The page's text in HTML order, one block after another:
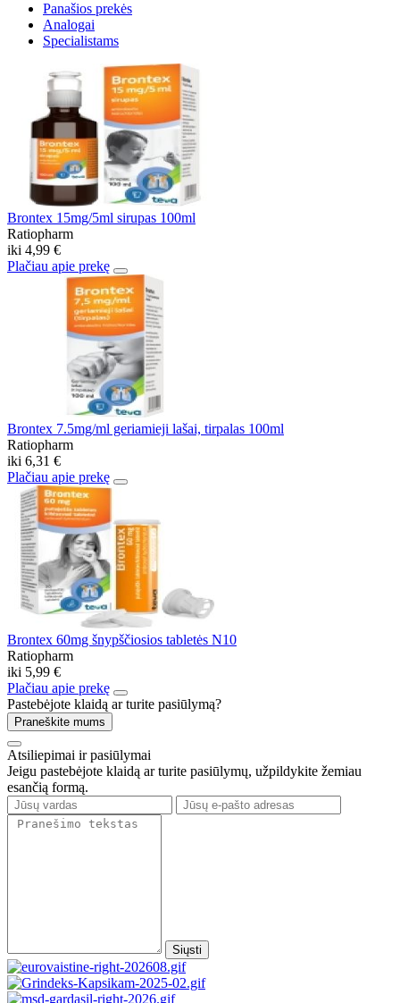
Panašios prekės
Analogai
Specialistams
Brontex 15mg/5ml sirupas 100ml
Ratiopharm
iki 4,99 €
Plačiau apie prekę
Brontex 7.5mg/ml geriamieji lašai, tirpalas 100ml
Ratiopharm
iki 6,31 €
Plačiau apie prekę
Brontex 60mg šnypščiosios tabletės N10
Ratiopharm
iki 5,99 €
Plačiau apie prekę
Pastebėjote klaidą ar turite pasiūlymą?
Praneškite mums
Atsiliepimai ir pasiūlymai
Jeigu pastebėjote klaidą ar turite pasiūlymų, užpildykite žemiau
esančią formą.
Siųsti